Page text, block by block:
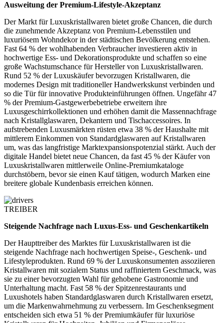
Ausweitung der Premium-Lifestyle-Akzeptanz
Der Markt für Luxuskristallwaren bietet große Chancen, die durch
die zunehmende Akzeptanz von Premium-Lebensstilen und
luxuriösem Wohndekor in der städtischen Bevölkerung entstehen.
Fast 64 % der wohlhabenden Verbraucher investieren aktiv in
hochwertige Ess- und Dekorationsprodukte und schaffen so eine
große Wachstumschance für Hersteller von Luxuskristallwaren.
Rund 52 % der Luxuskäufer bevorzugen Kristallwaren, die
modernes Design mit traditioneller Handwerkskunst verbinden und
so die Tür für innovative Produkteinführungen öffnen. Ungefähr 47
% der Premium-Gastgewerbebetriebe erweitern ihre
Luxusgeschirrkollektionen und erhöhen damit die Massennachfrage
nach Kristallglaswaren, Dekantern und Tischaccessoires. In
aufstrebenden Luxusmärkten rüsten etwa 38 % der Haushalte mit
mittlerem Einkommen von Standardglaswaren auf Kristallwaren
um, was das langfristige Marktexpansionspotenzial stärkt. Auch der
digitale Handel bietet neue Chancen, da fast 45 % der Käufer von
Luxuskristallwaren mittlerweile Online-Premiumkataloge
durchstöbern, bevor sie einen Kauf tätigen, wodurch Marken eine
breitere globale Kundenbasis erreichen können.
TREIBER
Steigende Nachfrage nach Luxus-Ess- und Geschenkartikeln
Der Haupttreiber des Marktes für Luxuskristallwaren ist die
steigende Nachfrage nach hochwertigen Speise-, Geschenk- und
Lifestyleprodukten. Rund 69 % der Luxuskonsumenten assoziieren
Kristallwaren mit sozialem Status und raffiniertem Geschmack, was
sie zu einer bevorzugten Wahl für gehobene Gastronomie und
Unterhaltung macht. Fast 58 % der Spitzenrestaurants und
Luxushotels haben Standardglaswaren durch Kristallwaren ersetzt,
um die Markenwahrnehmung zu verbessern. Im Geschenksegment
entscheiden sich etwa 51 % der Premiumkäufer für luxuriöse